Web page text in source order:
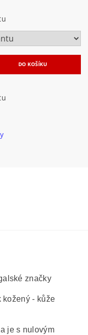
značky
kožený - kůže
je s nulovým